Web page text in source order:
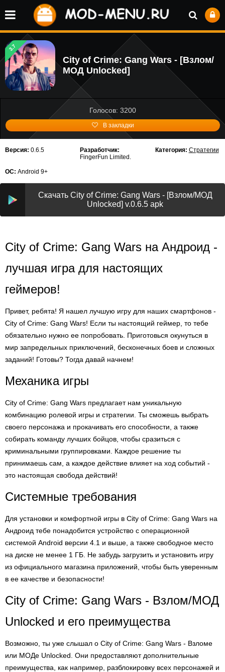
3.7
City of Crime: Gang Wars - [Взлом/
МОД Unlocked]
Голосов: 3200
В закладки
Версия: 0.6.5
Разработчик:
FingerFun Limited.
Категория: Стратегии
ОС: Android 9+
Скачать City of Crime: Gang Wars - [Взлом/МОД
Unlocked] v.0.6.5 apk
City of Crime: Gang Wars на Андроид -
лучшая игра для настоящих
геймеров!
Привет, ребята! Я нашел лучшую игру для наших смартфонов -
City of Crime: Gang Wars! Если ты настоящий геймер, то тебе
обязательно нужно ее попробовать. Приготовься окунуться в
мир запредельных приключений, бесконечных боев и сложных
заданий! Готовы? Тогда давай начнем!
Механика игры
City of Crime: Gang Wars предлагает нам уникальную
комбинацию ролевой игры и стратегии. Ты сможешь выбрать
своего персонажа и прокачивать его способности, а также
собирать команду лучших бойцов, чтобы сразиться с
криминальными группировками. Каждое решение ты
принимаешь сам, а каждое действие влияет на ход событий -
это настоящая свобода действий!
Системные требования
Для установки и комфортной игры в City of Crime: Gang Wars на
Андроид тебе понадобится устройство с операционной
системой Android версии 4.1 и выше, а также свободное место
на диске не менее 1 ГБ. Не забудь загрузить и установить игру
из официального магазина приложений, чтобы быть уверенным
в ее качестве и безопасности!
City of Crime: Gang Wars - Взлом/МОД
Unlocked и его преимущества
Возможно, ты уже слышал о City of Crime: Gang Wars - Взломе
или МОДе Unlocked. Они предоставляют дополнительные
преимущества, как например, разблокировку всех персонажей и